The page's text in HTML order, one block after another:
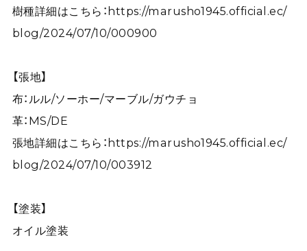
樹種詳細はこちら： https://marusho1945.official.ec/
blog/2024/07/10/000900
【張地】
布：ルル/ソーホー/マーブル/ガウチョ
革：MS/DE
張地詳細はこちら： https://marusho1945.official.ec/
blog/2024/07/10/003912
【塗装】
オイル塗装